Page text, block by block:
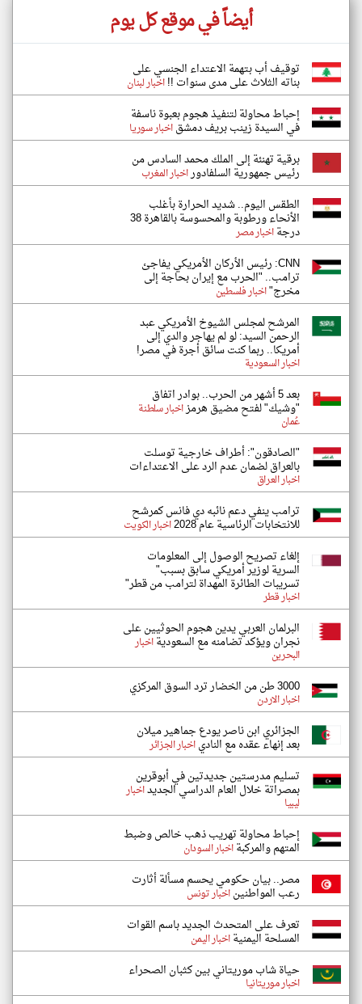
أيضاً في موقع كل يوم
توقيف أب بتهمة الاعتداء الجنسي على
بناته الثلاث على مدى سنوات !!اخبار لبنان
إحباط محاولة لتنفيذ هجوم بعبوة ناسفة
في السيدة زينب بريف دمشقاخبار سوريا
برقية تهنئة إلى الملك محمد السادس من
رئيس جمهورية السلفادوراخبار المغرب
الطقس اليوم.. شديد الحرارة بأغلب
الأنحاء ورطوبة والمحسوسة بالقاهرة 38
درجةاخبار مصر
CNN: رئيس الأركان الأمريكي يفاجئ
ترامب.. "الحرب مع إيران بحاجة إلى
مخرج"اخبار فلسطين
المرشح لمجلس الشيوخ الأمريكي عبد
الرحمن السيد: لو لم يهاجر والدي إلى
أمريكا.. ربما كنت سائق أجرة في مصر!
اخبار السعودية
بعد 5 أشهر من الحرب.. بوادر اتفاق
"وشيك" لفتح مضيق هرمزاخبار سلطنة
عُمان
"الصادقون": أطراف خارجية توسلت
بالعراق لضمان عدم الرد على الاعتداءات
اخبار العراق
ترامب ينفي دعم نائبه دي فانس كمرشح
للانتخابات الرئاسية عام 2028 اخبار الكويت
إلغاء تصريح الوصول إلى المعلومات
السرية لوزير أمريكي سابق بسبب"
تسريبات الطائرة المهداة لترامب من قطر"
اخبار قطر
البرلمان العربي يدين هجوم الحوثيين على
نجران ويؤكد تضامنه مع السعوديةاخبار
البحرين
3000 طن من الخضار ترد السوق المركزي
اخبار الاردن
الجزائري ابن ناصر يودع جماهير ميلان
بعد إنهاء عقده مع النادياخبار الجزائر
تسليم مدرستين جديدتين في أبوقرين
بمصراتة خلال العام الدراسي الجديداخبار
ليبيا
إحباط محاولة تهريب ذهب خالص وضبط
المتهم والمركبةاخبار السودان
مصر.. بيان حكومي يحسم مسألة أثارت
رعب المواطنيناخبار تونس
تعرف على المتحدث الجديد باسم القوات
المسلحة اليمنيةاخبار اليمن
حياة شاب موريتاني بين كثبان الصحراء
اخبار موريتانيا